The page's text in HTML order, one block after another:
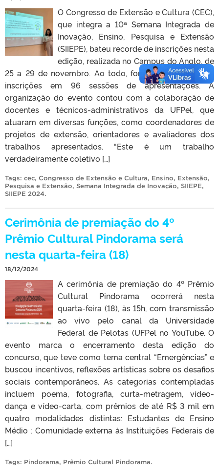
O Congresso de Extensão e Cultura (CEC),
que integra a 10ª Semana Integrada de
Inovação, Ensino, Pesquisa e Extensão
(SIIEPE), bateu recorde de inscrições nesta
edição, realizada no Campus do Anglo, de
25 a 29 de novembro. Ao todo, foram registradas 581
inscrições em 96 sessões de apresentações. A
organização do evento contou com a colaboração de
docentes e técnicos-administrativos da UFPel, que
atuaram em diversas funções, como coordenadores de
projetos de extensão, orientadores e avaliadores dos
trabalhos apresentados. “Este é um trabalho
verdadeiramente coletivo […]
Tags: cec, Congresso de Extensão e Cultura, Ensino, Extensão,
Pesquisa e Extensão, Semana Integrada de Inovação, SIIEPE,
SIIEPE 2024.
Cerimônia de premiação do 4º
Prêmio Cultural Pindorama será
nesta quarta-feira (18)
18/12/2024
A cerimônia de premiação do 4º Prêmio
Cultural Pindorama ocorrerá nesta
quarta-feira (18), às 15h, com transmissão
ao vivo pelo canal da Universidade
Federal de Pelotas (UFPel no YouTube. O
evento marca o encerramento desta edição do
concurso, que teve como tema central “Emergências” e
buscou incentivos, reflexões artísticas sobre os desafios
sociais contemporâneos. As categorias contempladas
incluem poema, fotografia, curta-metragem, vídeo-
dança e vídeo-carta, com prêmios de até R$ 3 mil em
quatro modalidades distintas: Estudantes de Ensino
Médio ; Comunidade externa às Instituições Federais de
[…]
Tags: Pindorama, Prêmio Cultural Pindorama.